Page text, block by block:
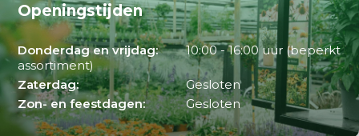
Openingstijden
Donderdag en vrijdag:
10:00 - 16:00 uur (beperkt
assortiment)
Zaterdag:
Gesloten
Zon- en feestdagen:
Gesloten